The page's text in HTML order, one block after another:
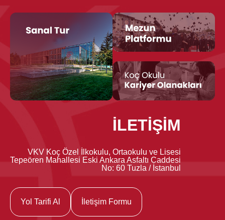
İLETİŞİM
VKV Koç Özel İlkokulu, Ortaokulu ve Lisesi
Tepeören Mahallesi Eski Ankara Asfaltı Caddesi
No: 60 Tuzla / İstanbul
Yol Tarifi Al İletişim Formu